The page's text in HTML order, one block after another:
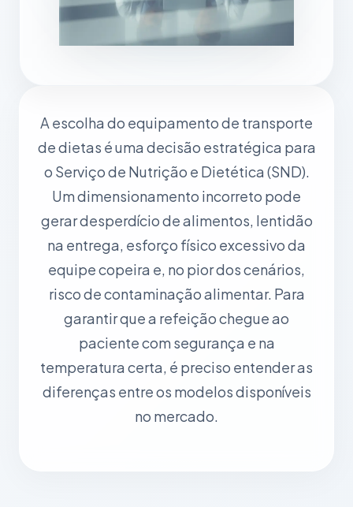
A escolha do equipamento de transporte
de dietas é uma decisão estratégica para
o Serviço de Nutrição e Dietética (SND).
Um dimensionamento incorreto pode
gerar desperdício de alimentos, lentidão
na entrega, esforço físico excessivo da
equipe copeira e, no pior dos cenários,
risco de contaminação alimentar. Para
garantir que a refeição chegue ao
paciente com segurança e na
temperatura certa, é preciso entender as
diferenças entre os modelos disponíveis
no mercado.